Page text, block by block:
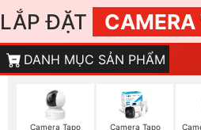
LẮP ĐẶT CAMERA
DANH MỤC SẢN PHẨM
Camera Tapo
Camera Tapo